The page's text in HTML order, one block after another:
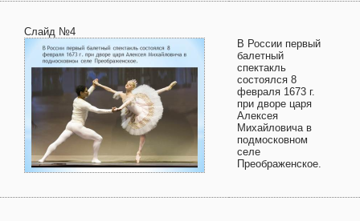
Слайд №4
В России первый
балетный
спектакль
состоялся 8
февраля 1673 г.
при дворе царя
Алексея
Михайловича в
подмосковном
селе
Преображенское.